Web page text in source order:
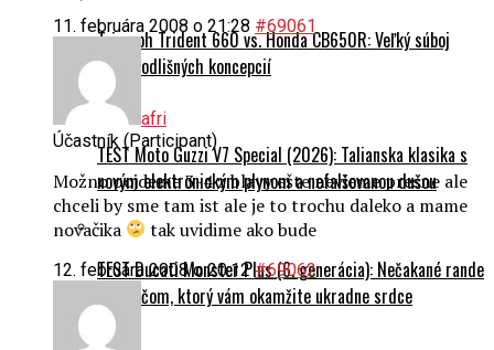
Triumph Trident 660 vs. Honda CB650R: Veľký súboj
dvoch odlišných koncepcií
TEST Moto Guzzi V7 Special (2026): Talianska klasika s
novým elektronickým plynom a nefalšovanou dušou
TEST Ducati Monster Plus (6. generácia): Nečakané rande
s naháčom, ktorý vám okamžite ukradne srdce
11. februára 2008 o 21:28 #69061
afri
Účastník (Participant)
Možno pojdeme 3-4 z blavy ešte nevieme presne ale
chceli by sme tam ist ale je to trochu daleko a mame
novačika
tak uvidime ako bude
12. februára 2008 o 20:12 #69062